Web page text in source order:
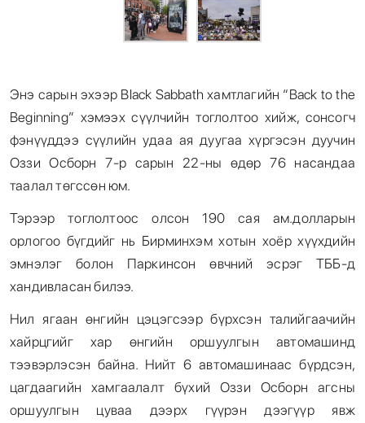
Энэ сарын эхээр Black Sabbath хамтлагийн “Back to the
Beginning” хэмээх сүүлчийн тоглолтоо хийж, сонсогч
фэнүүддээ сүүлийн удаа ая дуугаа хүргэсэн дуучин
Оззи Осборн 7-р сарын 22-ны өдөр 76 насандаа
таалал төгссөн юм.
Тэрээр тоглолтоос олсон 190 сая ам.долларын
орлогоо бүгдийг нь Бирминхэм хотын хоёр хүүхдийн
эмнэлэг болон Паркинсон өвчний эсрэг ТББ-д
хандивласан билээ.
Нил ягаан өнгийн цэцэгсээр бүрхсэн талийгаачийн
хайрцгийг хар өнгийн оршуулгын автомашинд
тээвэрлэсэн байна. Нийт 6 автомашинаас бүрдсэн,
цагдаагийн хамгаалалт бүхий Оззи Осборн агсны
оршуулгын цуваа дээрх гүүрэн дээгүүр явж